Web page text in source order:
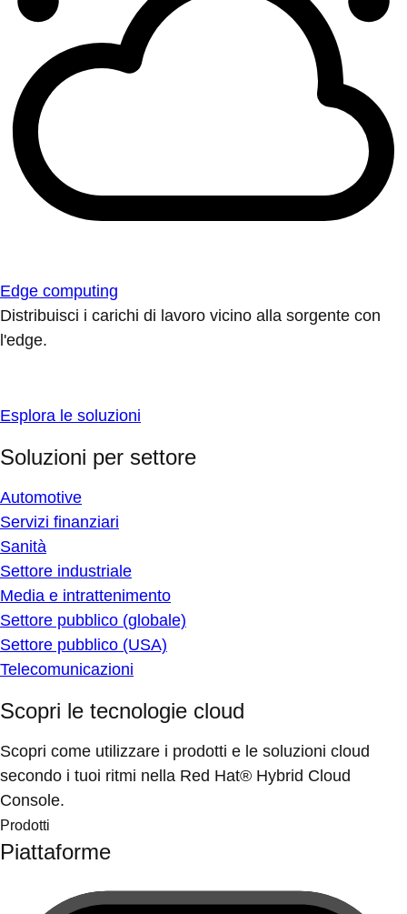
Edge computing
Distribuisci i carichi di lavoro vicino alla sorgente con
l'edge.
Esplora le soluzioni
Soluzioni per settore
Automotive
Servizi finanziari
Sanità
Settore industriale
Media e intrattenimento
Settore pubblico (globale)
Settore pubblico (USA)
Telecomunicazioni
Scopri le tecnologie cloud
Scopri come utilizzare i prodotti e le soluzioni cloud
secondo i tuoi ritmi nella Red Hat® Hybrid Cloud
Console.
Prodotti
Piattaforme